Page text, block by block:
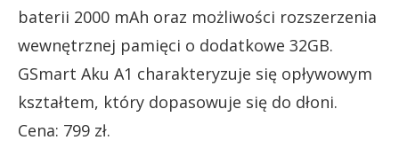
baterii 2000 mAh oraz możliwości rozszerzenia
wewnętrznej pamięci o dodatkowe 32GB.
GSmart Aku A1 charakteryzuje się opływowym
kształtem, który dopasowuje się do dłoni.
Cena: 799 zł.